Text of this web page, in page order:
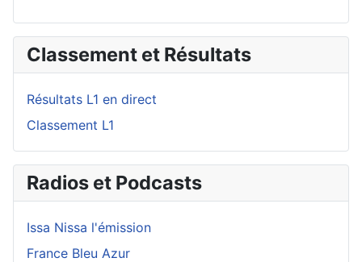
Classement et Résultats
Résultats L1 en direct
Classement L1
Radios et Podcasts
Issa Nissa l'émission
France Bleu Azur